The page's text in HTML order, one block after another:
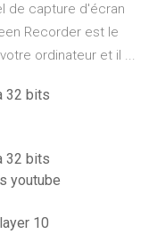
de capture d'écran
Recorder est le
ordinateur et il ...
32 bits
32 bits
youtube
10